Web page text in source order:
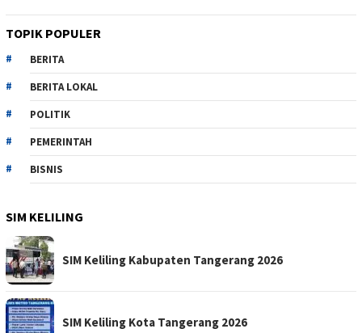
TOPIK POPULER
BERITA
BERITA LOKAL
POLITIK
PEMERINTAH
BISNIS
SIM KELILING
SIM Keliling Kabupaten Tangerang 2026
SIM Keliling Kota Tangerang 2026